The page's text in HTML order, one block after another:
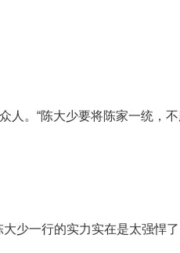
人。“陈大少要将陈家一统
少一行的实力实在是太强悍